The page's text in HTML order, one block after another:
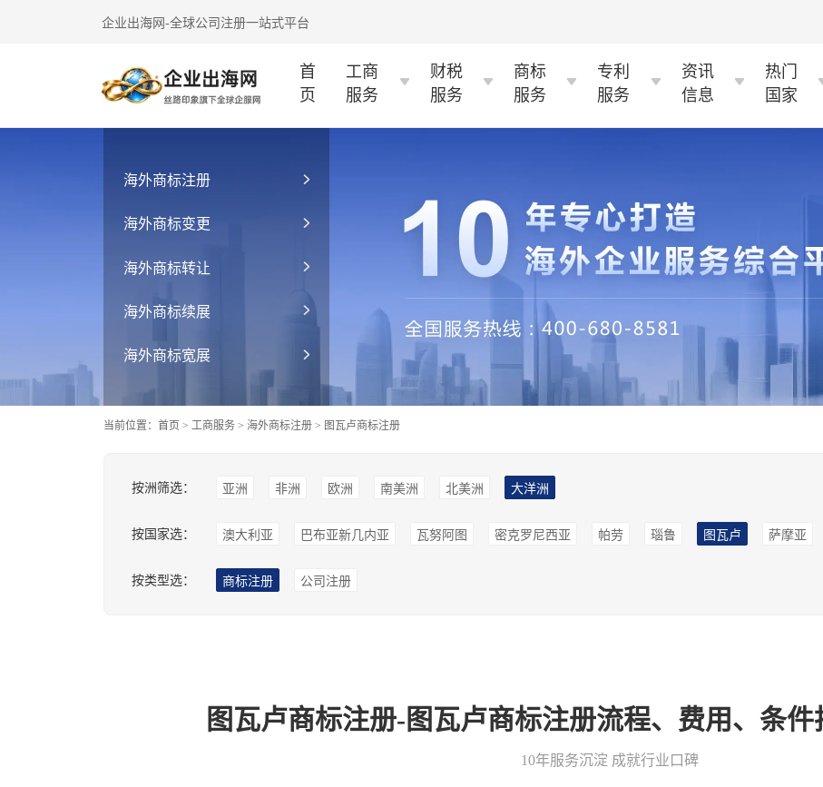
企业出海网-全球公司注册一站式平台
首
页
工商
服务
财税
服务
商标
服务
专利
服务
资讯
信息
热门
国家
海外商标注册
海外商标变更
海外商标转让
海外商标续展
海外商标宽展
当前位置： 首页 > 工商服务 > 海外商标注册 > 图瓦卢商标注册
按洲筛选： 亚洲 非洲 欧洲 南美洲 北美洲 大洋洲
按国家选： 澳大利亚 巴布亚新几内亚 瓦努阿图 密克罗尼西亚 帕劳 瑙鲁 图瓦卢 萨摩亚
按类型选： 商标注册 公司注册
图瓦卢商标注册-图瓦卢商标注册流程、费用、条件
10年服务沉淀 成就行业口碑